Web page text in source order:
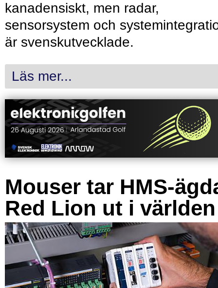
kanadensiskt, men radar,
sensorsystem och
är svenskutvecklade.
Läs mer...
Mouser tar HMS-
Red Lion ut i världen